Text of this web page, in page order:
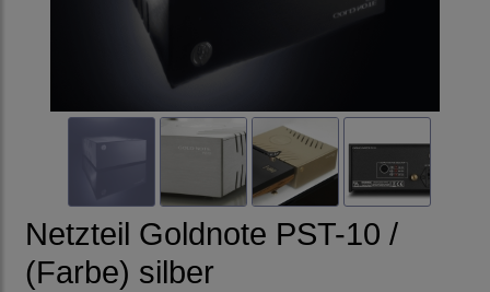
Netzteil Goldnote PST-10 /
(Farbe) silber